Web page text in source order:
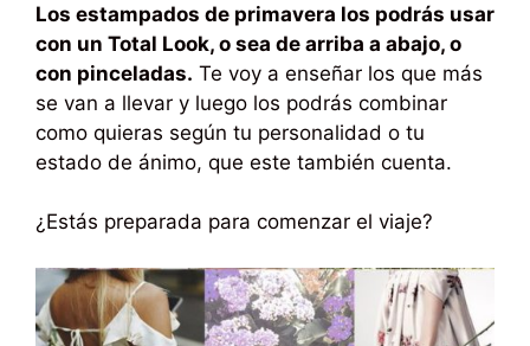
Los estampados de primavera los podrás usar
con un Total Look, o sea de arriba a abajo, o
con pinceladas. Te voy a enseñar los que más
se van a llevar y luego los podrás combinar
como quieras según tu personalidad o tu
estado de ánimo, que este también cuenta.
¿Estás preparada para comenzar el viaje?